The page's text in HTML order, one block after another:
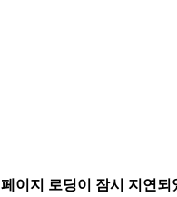
페이지 로딩이 잠시 지연